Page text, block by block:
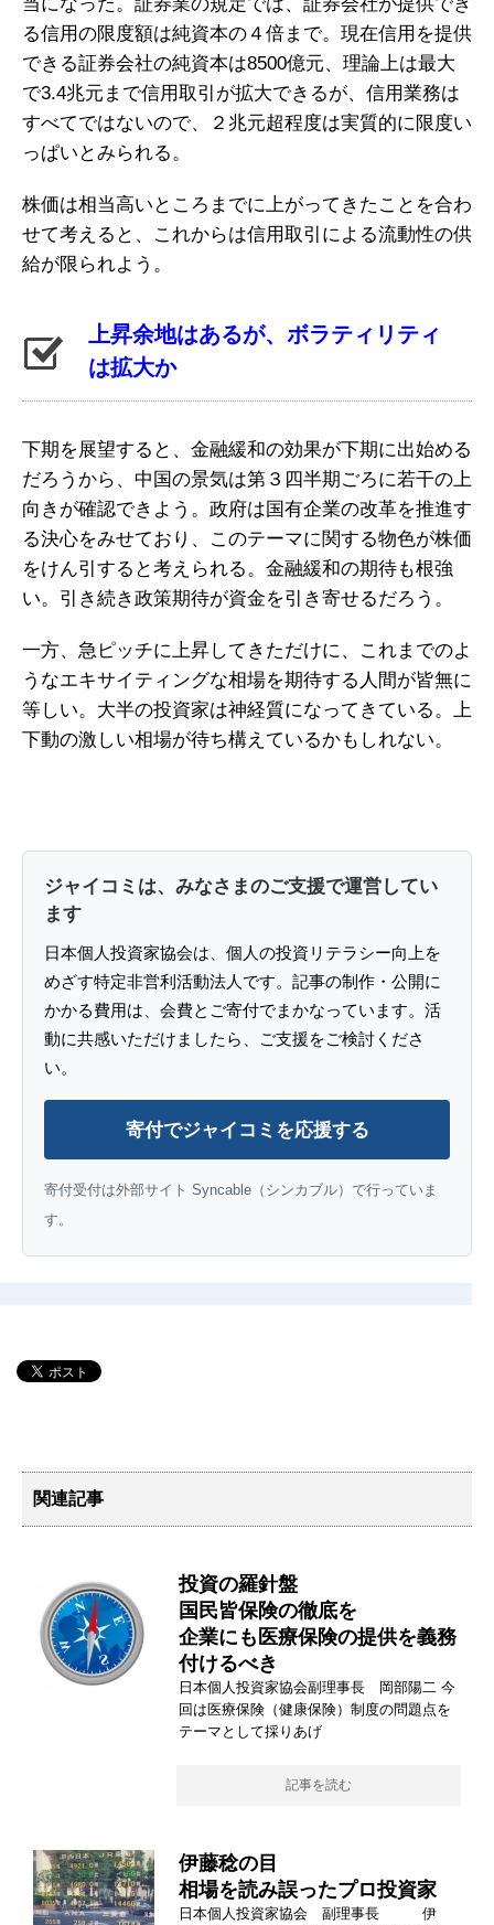
る信用の限度額は純資本の４倍まで。現在信用を提供
できる証券会社の純資本は8500億元、理論上は最大
で3.4兆元まで信用取引が拡大できるが、信用業務は
すべてではないので、２兆元超程度は実質的に限度い
っぱいとみられる。
株価は相当高いところまでに上がってきたことを合わ
せて考えると、これからは信用取引による流動性の供
給が限られよう。
上昇余地はあるが、ボラティリティ
は拡大か
下期を展望すると、金融緩和の効果が下期に出始める
だろうから、中国の景気は第３四半期ごろに若干の上
向きが確認できよう。政府は国有企業の改革を推進す
る決心をみせており、このテーマに関する物色が株価
をけん引すると考えられる。金融緩和の期待も根強
い。引き続き政策期待が資金を引き寄せるだろう。
一方、急ピッチに上昇してきただけに、これまでのよ
うなエキサイティングな相場を期待する人間が皆無に
等しい。大半の投資家は神経質になってきている。上
下動の激しい相場が待ち構えているかもしれない。
ジャイコミは、みなさまのご支援で運営してい
ます
日本個人投資家協会は、個人の投資リテラシー向上を
めざす特定非営利活動法人です。記事の制作・公開に
かかる費用は、会費とご寄付でまかなっています。活
動に共感いただけましたら、ご支援をご検討くださ
い。
寄付でジャイコミを応援する
寄付受付は外部サイト Syncable（シンカブル）で行っていま
す。
関連記事
投資の羅針盤
国民皆保険の徹底を
企業にも医療保険の提供を義務
付けるべき
日本個人投資家協会副理事長 岡部陽二 今
回は医療保険（健康保険）制度の問題点を
テーマとして採りあげ
記事を読む
伊藤稔の目
相場を読み誤ったプロ投資家
日本個人投資家協会 副理事長 伊